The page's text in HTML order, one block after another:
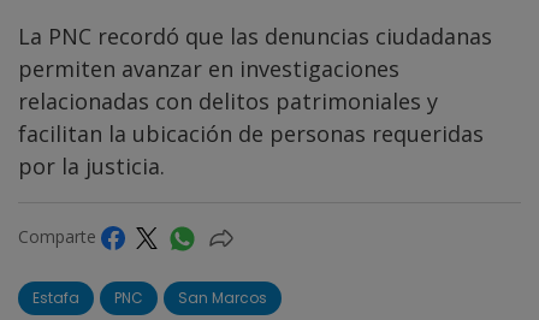
La PNC recordó que las denuncias ciudadanas
permiten avanzar en investigaciones
relacionadas con delitos patrimoniales y
facilitan la ubicación de personas requeridas
por la justicia.
Comparte
Estafa PNC San Marcos